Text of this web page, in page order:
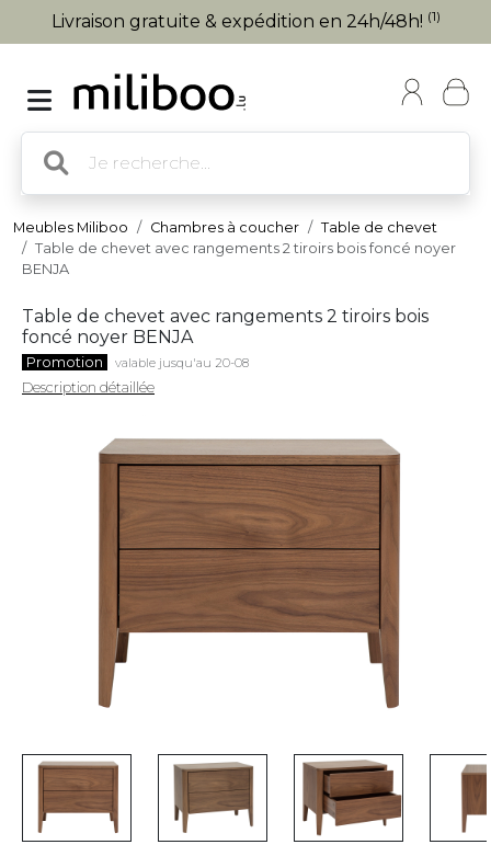
Livraison gratuite & expédition en 24h/48h! (1)
Meubles Miliboo Chambres à coucher
Table de chevet
Table de chevet avec rangements 2 tiroirs bois foncé noyer
BENJA
Table de chevet avec rangements 2 tiroirs bois
foncé noyer BENJA
Promotion valable jusqu'au 20-08
Description détaillée